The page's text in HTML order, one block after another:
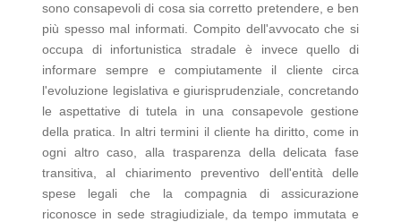
sono consapevoli di cosa sia corretto pretendere, e ben
più spesso mal informati. Compito dell'avvocato che si
occupa di infortunistica stradale è invece quello di
informare sempre e compiutamente il cliente circa
l'evoluzione legislativa e giurisprudenziale, concretando
le aspettative di tutela in una consapevole gestione
della pratica. In altri termini il cliente ha diritto, come in
ogni altro caso, alla trasparenza della delicata fase
transitiva, al chiarimento preventivo dell'entità delle
spese legali che la compagnia di assicurazione
riconosce in sede stragiudiziale, da tempo immutata e